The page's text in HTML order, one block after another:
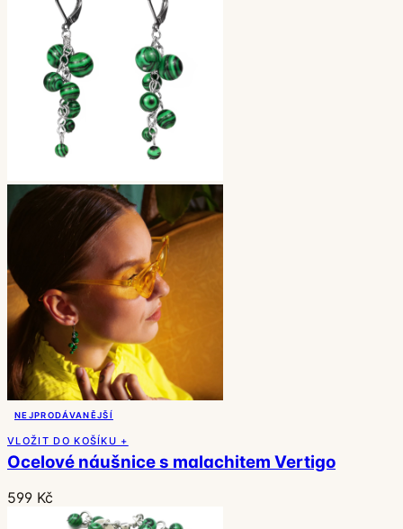
NEJPRODÁVANĚJŠÍ
VLOŽIT DO KOŠÍKU +
Ocelové náušnice s malachitem Vertigo
599 Kč